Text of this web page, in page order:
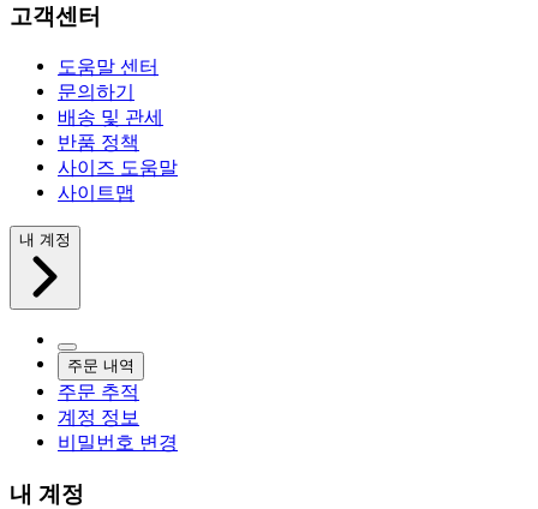
고객센터
도움말 센터
문의하기
배송 및 관세
반품 정책
사이즈 도움말
사이트맵
내 계정
주문 내역
주문 추적
계정 정보
비밀번호 변경
내 계정